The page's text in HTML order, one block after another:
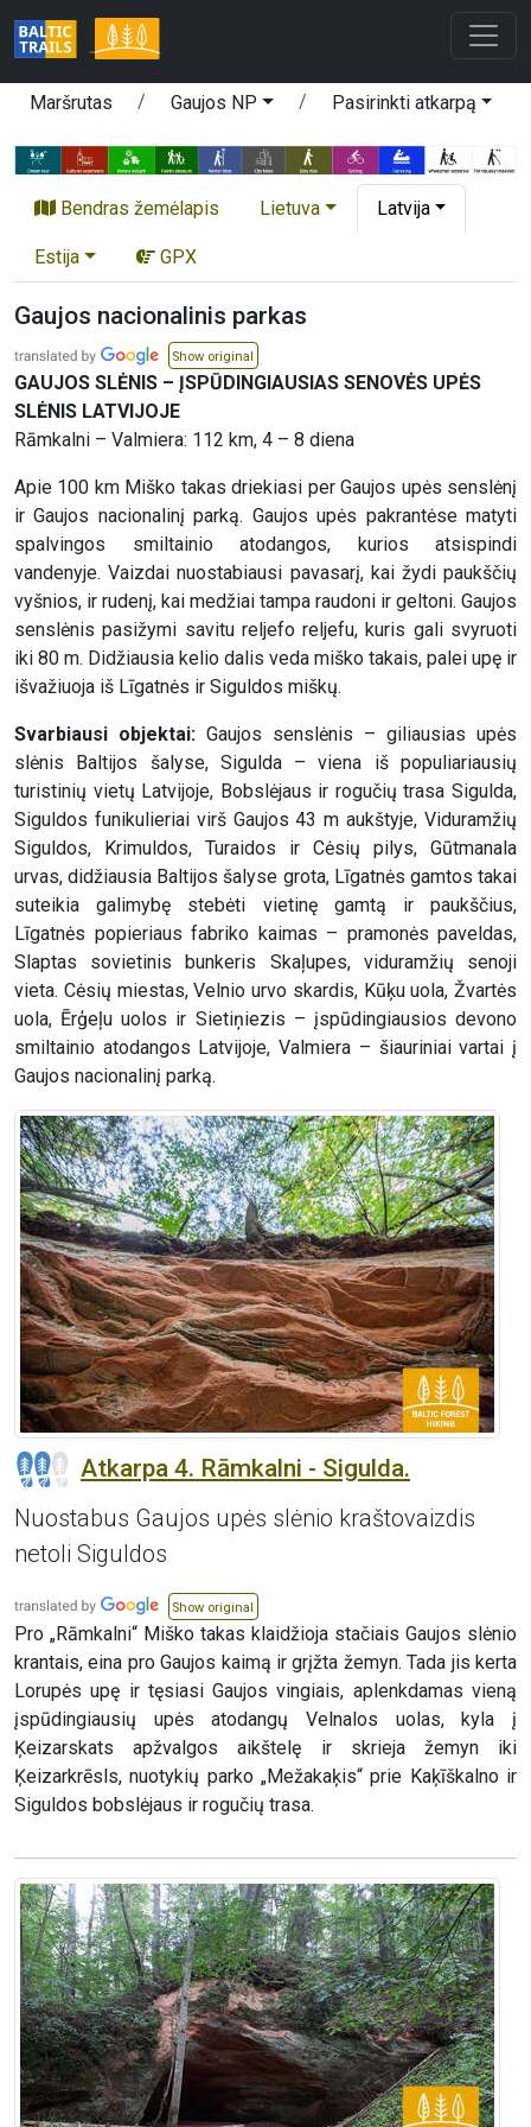
Maršrutas Gaujos NP Pasirinkti atkarpą
Bendras žemėlapis Lietuva Latvija
Estija GPX
Gaujos nacionalinis parkas
Show original
GAUJOS SLĖNIS – ĮSPŪDINGIAUSIAS SENOVĖS UPĖS
SLĖNIS LATVIJOJE
Rāmkalni – Valmiera: 112 km, 4 – 8 diena
Apie 100 km Miško takas driekiasi per Gaujos upės senslėnį
ir Gaujos nacionalinį parką. Gaujos upės pakrantėse matyti
spalvingos smiltainio atodangos, kurios atsispindi
vandenyje. Vaizdai nuostabiausi pavasarį, kai žydi paukščių
vyšnios, ir rudenį, kai medžiai tampa raudoni ir geltoni. Gaujos
senslėnis pasižymi savitu reljefo reljefu, kuris gali svyruoti
iki 80 m. Didžiausia kelio dalis veda miško takais, palei upę ir
išvažiuoja iš Līgatnės ir Siguldos miškų.
Svarbiausi objektai: Gaujos senslėnis – giliausias upės
slėnis Baltijos šalyse, Sigulda – viena iš populiariausių
turistinių vietų Latvijoje, Bobslėjaus ir rogučių trasa Sigulda,
Siguldos funikulieriai virš Gaujos 43 m aukštyje, Viduramžių
Siguldos, Krimuldos, Turaidos ir Cėsių pilys, Gūtmanala
urvas, didžiausia Baltijos šalyse grota, Līgatnės gamtos takai
suteikia galimybę stebėti vietinę gamtą ir paukščius,
Līgatnės popieriaus fabriko kaimas – pramonės paveldas,
Slaptas sovietinis bunkeris Skaļupes, viduramžių senoji
vieta. Cėsių miestas, Velnio urvo skardis, Kūķu uola, Žvartės
uola, Ērģeļu uolos ir Sietiņiezis – įspūdingiausios devono
smiltainio atodangos Latvijoje, Valmiera – šiauriniai vartai į
Gaujos nacionalinį parką.
Atkarpa 4. Rāmkalni - Sigulda.
Nuostabus Gaujos upės slėnio kraštovaizdis
netoli Siguldos
Show original
Pro „Rāmkalni“ Miško takas klaidžioja stačiais Gaujos slėnio
krantais, eina pro Gaujos kaimą ir grįžta žemyn. Tada jis kerta
Lorupės upę ir tęsiasi Gaujos vingiais, aplenkdamas vieną
įspūdingiausių upės atodangų Velnalos uolas, kyla į
Ķeizarskats apžvalgos aikštelę ir skrieja žemyn iki
Ķeizarkrēsls, nuotykių parko „Mežakaķis“ prie Kaķīškalno ir
Siguldos bobslėjaus ir rogučių trasa.